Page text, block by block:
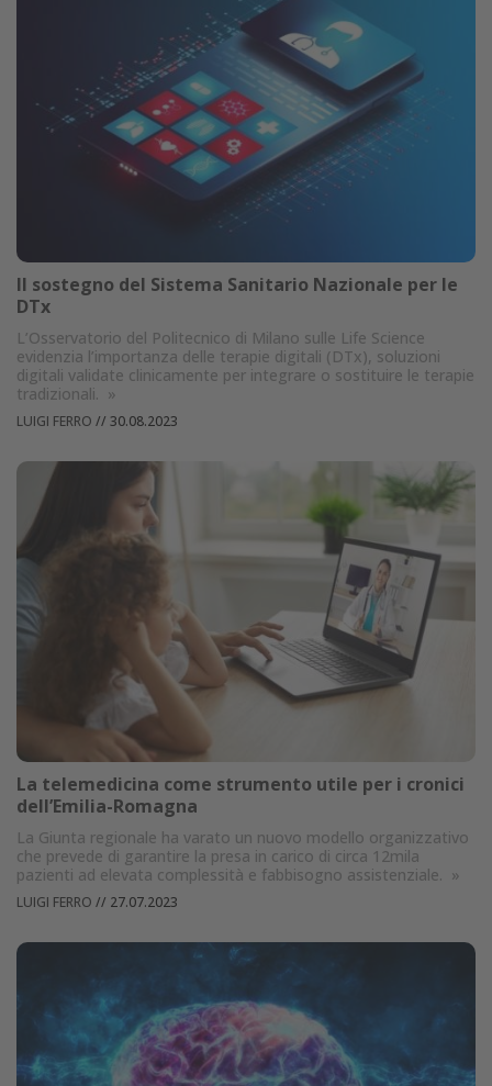
Il sostegno del Sistema Sanitario Nazionale per le
DTx
L’Osservatorio del Politecnico di Milano sulle Life Science
evidenzia l’importanza delle terapie digitali (DTx), soluzioni
digitali validate clinicamente per integrare o sostituire le terapie
tradizionali. »
LUIGI FERRO // 30.08.2023
La telemedicina come strumento utile per i cronici
dell’Emilia-Romagna
La Giunta regionale ha varato un nuovo modello organizzativo
che prevede di garantire la presa in carico di circa 12mila
pazienti ad elevata complessità e fabbisogno assistenziale. »
LUIGI FERRO // 27.07.2023